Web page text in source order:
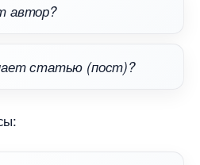
автор?
статью (пост)?